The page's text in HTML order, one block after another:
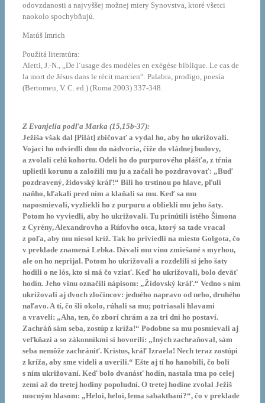
odovzdanosti a najvyššej možnej miery Synovstva, ktoré všetci
naokolo spochybňujú.
Matúš Imrich
Použitá literatúra:
Aletti, J.-N., „De l´usage des modèles en exégèse biblique. Le cas de
la mort de Jésus dans le récit marcien“. Palabra, prodigo, poesía
(Bertomeu, V. C. ed.) (Roma 2003) 337-348.
Z Evanjelia podľa Marka (15,15b-37):
Ježiša však dal [Pilát] zbičovať a vydal ho, aby ho ukrižovali.
Vojaci ho odviedli dnu do nádvoria, čiže do vládnej budovy,
a zvolali celú kohortu. Odeli ho do purpurového plášťa, z tŕnia
uplietli korunu a založili mu ju a začali ho pozdravovať: „Buď
pozdravený, židovský kráľ!“ Bili ho trstinou po hlave, pľuli
naňho, kľakali pred ním a klaňali sa mu. Keď sa mu
naposmievali, vyzliekli ho z purpuru a obliekli mu jeho šaty.
Potom ho vyviedli, aby ho ukrižovali. Tu prinútili istého Šimona
z Cyrény, Alexandrovho a Rúfovho otca, ktorý sa tade vracal
z poľa, aby mu niesol kríž. Tak ho priviedli na miesto Golgota, čo
v preklade znamená Lebka. Dávali mu víno zmiešané s myrhou,
ale on ho neprijal. Potom ho ukrižovali a rozdelili si jeho šaty
hodili o ne lós, kto si má čo vziať. Keď ho ukrižovali, bolo deväť
hodín. Jeho vinu označili nápisom: „Židovský kráľ.“ Vedno s ním
ukrižovali aj dvoch zločincov: jedného napravo od neho, druhého
naľavo. A tí, čo šli okolo, rúhali sa mu; potriasali hlavami
a vraveli: „Aha, ten, čo zborí chrám a za tri dni ho postaví.
Zachráň sám seba, zostúp z kríža!“ Podobne sa mu posmievali aj
veľkňazi a so zákonníkmi si hovorili: „Iných zachraňoval, sám
seba nemôže zachrániť. Kristus, kráľ Izraela! Nech teraz zostúpi
z kríža, aby sme videli a uverili.“ Ešte aj tí ho hanobili, čo boli
s ním ukrižovaní. Keď bolo dvanásť hodín, nastala tma po celej
zemi až do tretej hodiny popoludní. O tretej hodine zvolal Ježiš
mocným hlasom: „Heloi, heloi, lema sabakthani?“, čo v preklade